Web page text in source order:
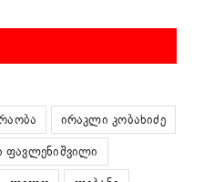
ირაკლი კობახიძე
ფავლენიშვილი